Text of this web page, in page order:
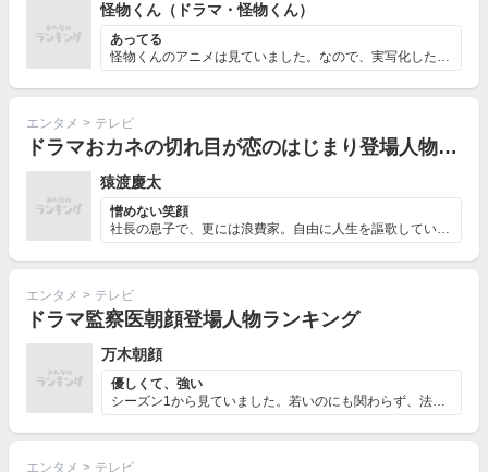
怪物くん（ドラマ・怪物くん）
あってる
怪物くんのアニメは見ていました。なので、実写化したとき...
エンタメ > テレビ
ドラマおカネの切れ目が恋のはじまり登場人物ランキング
猿渡慶太
憎めない笑顔
社長の息子で、更には浪費家。自由に人生を謳歌しているワ...
エンタメ > テレビ
ドラマ監察医朝顔登場人物ランキング
万木朝顔
優しくて、強い
シーズン1から見ていました。若いのにも関わらず、法医に...
エンタメ > テレビ